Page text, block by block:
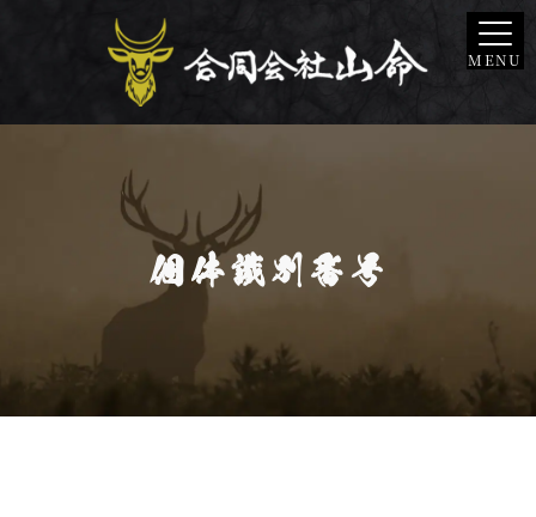
MENU
個体識別番号